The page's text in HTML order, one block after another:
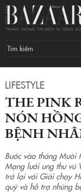
LIFESTYLE
THE PINK
NÓN
BỆNH
Bước vào tháng Mười
Mạng lưới ung thư vú
trở lại với Giải chạy
quỹ và hỗ trợ những